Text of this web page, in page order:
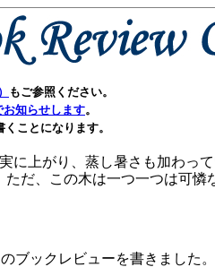
もご参照ください。
知らせします。
ことになります。
上がり、蒸し暑さも加わっ
だ、この木は一つ一つは可
ブックレビューを書きました